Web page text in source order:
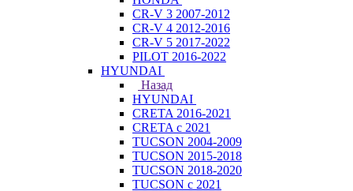
CR-V 3 2007-2012
CR-V 4 2012-2016
CR-V 5 2017-2022
PILOT 2016-2022
HYUNDAI
Назад
HYUNDAI
CRETA 2016-2021
CRETA с 2021
TUCSON 2004-2009
TUCSON 2015-2018
TUCSON 2018-2020
TUCSON с 2021